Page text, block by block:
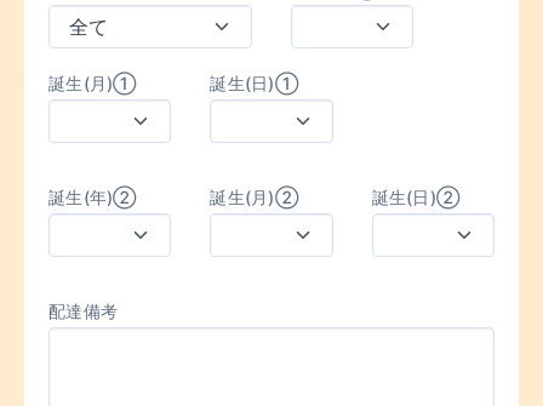
誕生(月)① 誕生(日)①
誕生(年)② 誕生(月)② 誕生(日)②
配達備考